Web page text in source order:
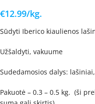
€12.99/kg.
Sūdyti Iberico kiaulienos
Užšaldyti, vakuume
Sudedamosios dalys:
Pakuotė – 0.3 – 0.5 kg. (ši